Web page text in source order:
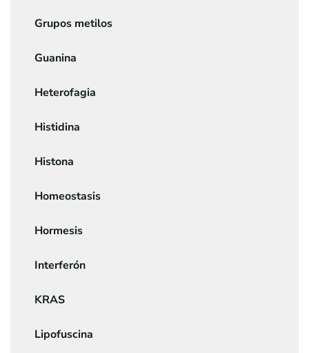
Grupos metilos
Guanina
Heterofagia
Histidina
Histona
Homeostasis
Hormesis
Interferón
KRAS
Lipofuscina